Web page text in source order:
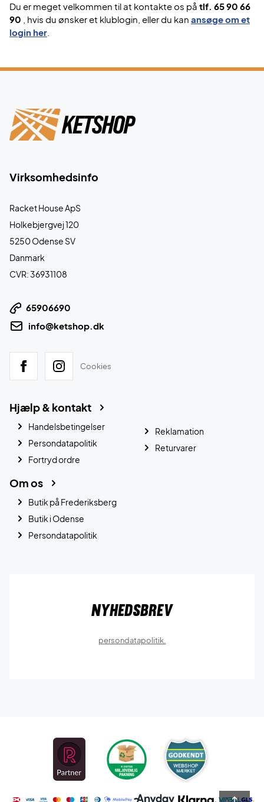
Du er meget velkommen til at kontakte os på tlf. 65 90 66
90
, hvis du ønsker et klublogin, eller du kan ansøge om et
login her
Virksomhedsinfo
Racket House ApS
Holkebjergvej 120
5250 Odense SV
Danmark
CVR: 36931108
65906690
info@ketshop.dk
Cookies
Hjælp & kontakt
Handelsbetingelser
Persondatapolitik
Fortryd ordre
Reklamation
Returvarer
Om os
Butik på Frederiksberg
Butik i Odense
Persondatapolitik
Nyhedsbrev
persondatapolitik.